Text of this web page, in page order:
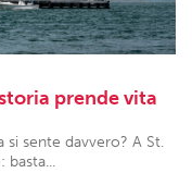
prende vita
sente davvero? A St.
basta...